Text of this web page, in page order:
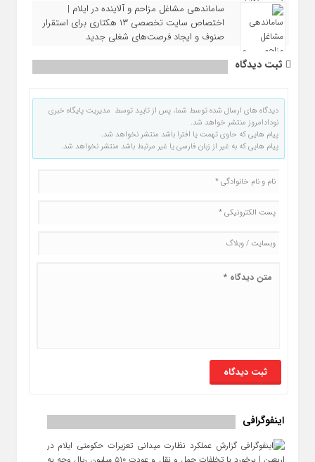
ساماندهی مشاغل مزاحم و آلاینده در ایلام |
اختصاص سایت تخصصی ۱۳ هکتاری برای استقرار
صنوف و ایجاد فرصت‌های شغلی جدید
ثبت دیدگاه
دیدگاه های ارسال شده توسط شما، پس از تایید توسط مدیریت پایگاه خبری
نودادامروز منتشر خواهد شد.
پیام هایی که حاوی تهمت یا افترا باشد منتشر نخواهد شد.
پیام هایی که به غیر از زبان فارسی یا غیر مرتبط باشد منتشر نخواهد شد.
اینفوگرافی